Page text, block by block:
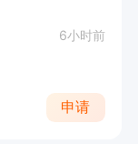
6小时前
申请